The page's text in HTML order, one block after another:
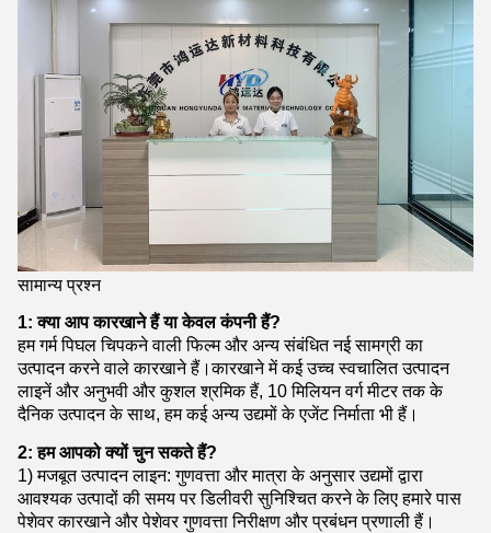
सामान्य प्रश्न
1: क्या आप कारखाने हैं या केवल कंपनी हैं?
हम गर्म पिघल चिपकने वाली फिल्म और अन्य संबंधित नई सामग्री का
उत्पादन करने वाले कारखाने हैं।कारखाने में कई उच्च स्वचालित उत्पादन
लाइनें और अनुभवी और कुशल श्रमिक हैं, 10 मिलियन वर्ग मीटर तक के
दैनिक उत्पादन के साथ, हम कई अन्य उद्यमों के एजेंट निर्माता भी हैं।
2: हम आपको क्यों चुन सकते हैं?
1) मजबूत उत्पादन लाइन: गुणवत्ता और मात्रा के अनुसार उद्यमों द्वारा
आवश्यक उत्पादों की समय पर डिलीवरी सुनिश्चित करने के लिए हमारे पास
पेशेवर कारखाने और पेशेवर गुणवत्ता निरीक्षण और प्रबंधन प्रणाली हैं।